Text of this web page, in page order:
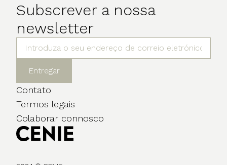
Subscrever a nossa
newsletter
Entregar
Contato
Termos legais
Colaborar connosco